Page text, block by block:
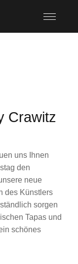
Crawitz
uns Ihnen
den
neue
des Künstlers
sorgen
Tapas und
schönes